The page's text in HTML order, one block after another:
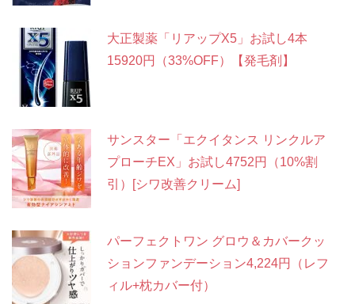
大正製薬「リアップX5」お試し4本
15920円（33%OFF）【発毛剤】
サンスター「エクイタンス リンクルア
プローチEX」お試し4752円（10%割
引）[シワ改善クリーム]
パーフェクトワン グロウ＆カバークッ
ションファンデーション4,224円（レフ
ィル+枕カバー付）